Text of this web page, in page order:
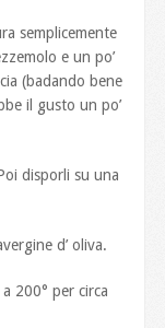
semplicemente
e un po’
(badando bene
il gusto un po’
disporli su una
d’ oliva.
200° per circa